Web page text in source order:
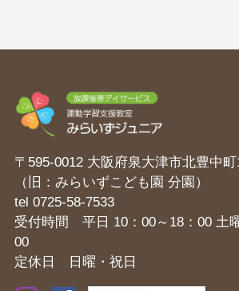
〒595-0012 大阪府泉大津市北豊中
（旧：みらいずこども園 分園）
tel 0725-58-7533
受付時間 平日 10：00～18：00 土
00
定休日 日曜・祝日